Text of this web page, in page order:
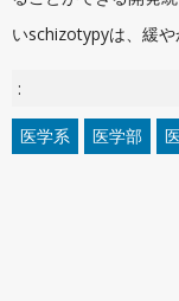
いschizotypyは、緩
:
医学系 医学部